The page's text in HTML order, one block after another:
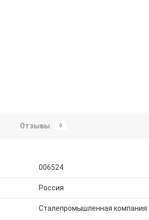
Отзывы 0
006524
Россия
Сталепромышленная компания